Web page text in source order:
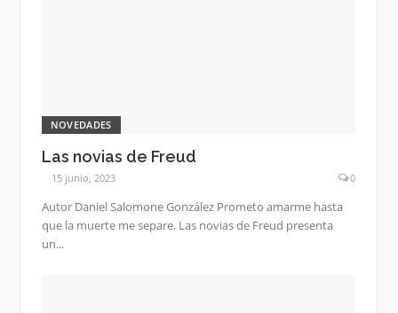
NOVEDADES
Las novias de Freud
15 junio, 2023 0
Autor Daniel Salomone González Prometo amarme hasta
que la muerte me separe. Las novias de Freud presenta
un...